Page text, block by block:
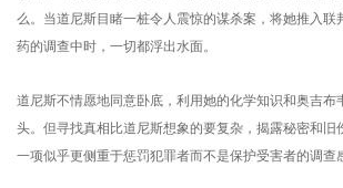
么。当道尼斯目睹一桩令人震惊的谋杀案，将她推入联
药的调查中时，一切都浮出水面。
道尼斯不情愿地同意卧底，利用她的化学知识和奥吉布
头。但寻找真相比道尼斯想象的要复杂，揭露秘密和旧
一项似乎更侧重于惩罚犯罪者而不是保护受害者的调查